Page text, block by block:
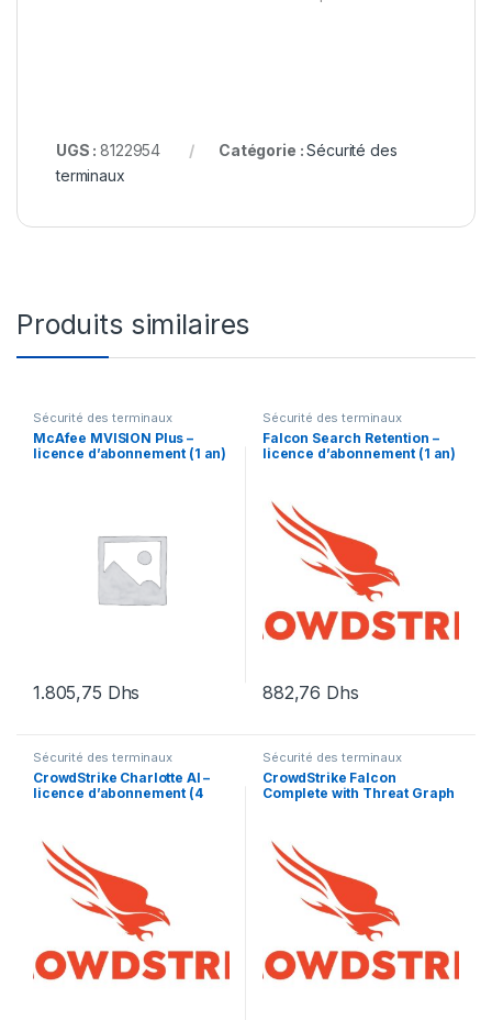
UGS :8122954 Catégorie :Sécurité des
terminaux
Produits similaires
Sécurité des terminaux
McAfee MVISION Plus –
licence d’abonnement (1 an)
1.805,75 Dhs
Sécurité des terminaux
Falcon Search Retention –
licence d’abonnement (1 an)
882,76 Dhs
Sécurité des terminaux
CrowdStrike Charlotte AI –
licence d’abonnement (4
Sécurité des terminaux
CrowdStrike Falcon
Complete with Threat Graph